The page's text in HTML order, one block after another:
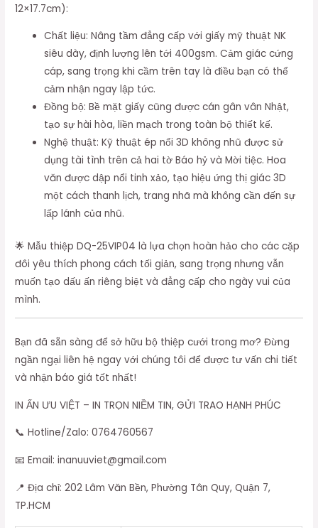
12×17.7cm):
Chất liệu: Nâng tầm đẳng cấp với giấy mỹ thuật NK
siêu dày, định lượng lên tới 400gsm. Cảm giác cứng
cáp, sang trọng khi cầm trên tay là điều bạn có thể
cảm nhận ngay lập tức.
Đồng bộ: Bề mặt giấy cũng được cán gân vân Nhật,
tạo sự hài hòa, liền mạch trong toàn bộ thiết kế.
Nghệ thuật: Kỹ thuật ép nổi 3D không nhũ được sử
dụng tài tình trên cả hai tờ Báo hỷ và Mời tiệc. Hoa
văn được dập nổi tinh xảo, tạo hiệu ứng thị giác 3D
một cách thanh lịch, trang nhã mà không cần đến sự
lấp lánh của nhũ.
🌟 Mẫu thiệp DQ-25VIP04 là lựa chọn hoàn hảo cho các cặp
đôi yêu thích phong cách tối giản, sang trọng nhưng vẫn
muốn tạo dấu ấn riêng biệt và đẳng cấp cho ngày vui của
mình.
Bạn đã sẵn sàng để sở hữu bộ thiệp cưới trong mơ? Đừng
ngần ngại liên hệ ngay với chúng tôi để được tư vấn chi tiết
và nhận báo giá tốt nhất!
IN ẤN ƯU VIỆT – IN TRỌN NIỀM TIN, GỬI TRAO HẠNH PHÚC
📞 Hotline/Zalo: 0764760567
📧 Email: inanuuviet@gmail.com
📍 Địa chỉ: 202 Lâm Văn Bền, Phường Tân Quy, Quận 7,
TP.HCM